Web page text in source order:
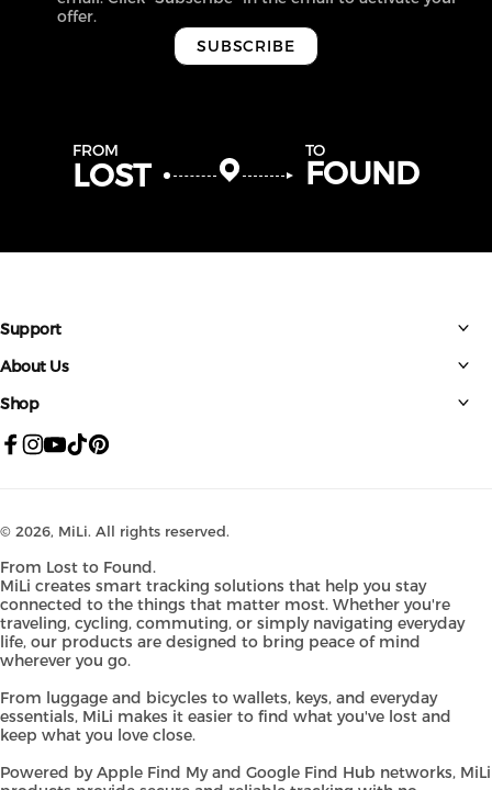
offer.
SUBSCRIBE
FROM
LOST
TO
FOUND
Support
About Us
Shop
© 2026, MiLi. All rights reserved.
From Lost to Found.
MiLi creates smart tracking solutions that help you stay
connected to the things that matter most. Whether you're
traveling, cycling, commuting, or simply navigating everyday
life, our products are designed to bring peace of mind
wherever you go.
From luggage and bicycles to wallets, keys, and everyday
essentials, MiLi makes it easier to find what you've lost and
keep what you love close.
Powered by Apple Find My and Google Find Hub networks, MiLi